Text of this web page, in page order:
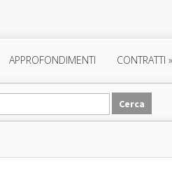
APPROFONDIMENTI CONTRATTI »